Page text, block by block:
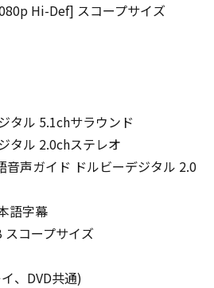
Hi-Def] スコープサイズ
タル 5.1chサラウンド
タル 2.0chステレオ
声ガイド ドルビーデジタル 2.0
語字幕
コープサイズ
、DVD共通)